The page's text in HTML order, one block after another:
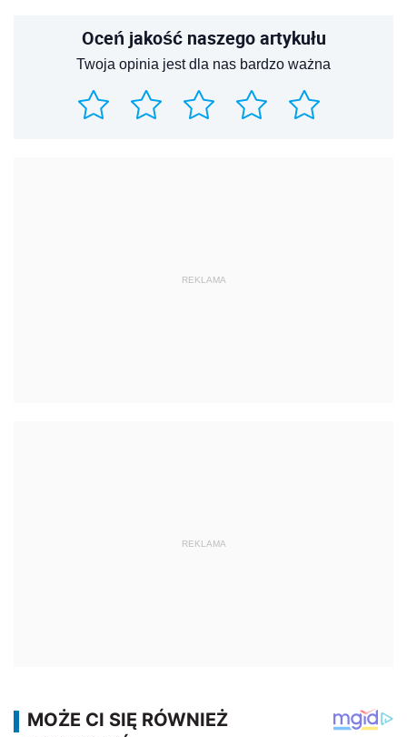
Oceń jakość naszego artykułu
Twoja opinia jest dla nas bardzo ważna
REKLAMA
REKLAMA